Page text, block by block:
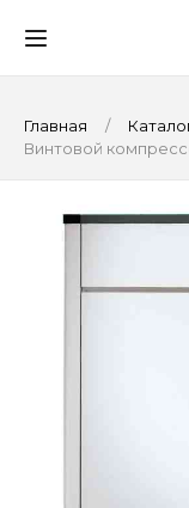
Главная
Винтовой